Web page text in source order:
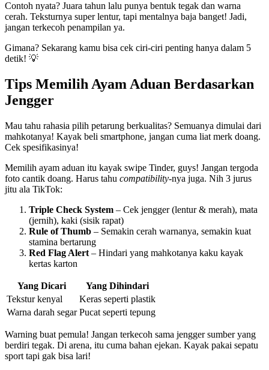
Contoh nyata? Juara tahun lalu punya bentuk tegak dan warna
cerah. Teksturnya super lentur, tapi mentalnya baja banget! Jadi,
jangan terkecoh penampilan ya.
Gimana? Sekarang kamu bisa cek ciri-ciri penting hanya dalam 5
detik! 💡
Tips Memilih Ayam Aduan Berdasarkan
Jengger
Mau tahu rahasia pilih petarung berkualitas? Semuanya dimulai dari
mahkotanya! Kayak beli smartphone, jangan cuma liat merk doang.
Cek spesifikasinya!
Memilih ayam aduan itu kayak swipe Tinder, guys! Jangan tergoda
foto cantik doang. Harus tahu compatibility-nya juga. Nih 3 jurus
jitu ala TikTok:
Triple Check System – Cek jengger (lentur & merah), mata
(jernih), kaki (sisik rapat)
Rule of Thumb – Semakin cerah warnanya, semakin kuat
stamina bertarung
Red Flag Alert – Hindari yang mahkotanya kaku kayak
kertas karton
Yang Dicari
Yang Dihindari
Tekstur kenyal
Keras seperti plastik
Warna darah segar Pucat seperti tepung
Warning buat pemula! Jangan terkecoh sama jengger sumber yang
berdiri tegak. Di arena, itu cuma bahan ejekan. Kayak pakai sepatu
sport tapi gak bisa lari!